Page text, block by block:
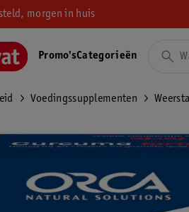
morgen in huis
Promo'sCategorieën
Voedingssupplementen